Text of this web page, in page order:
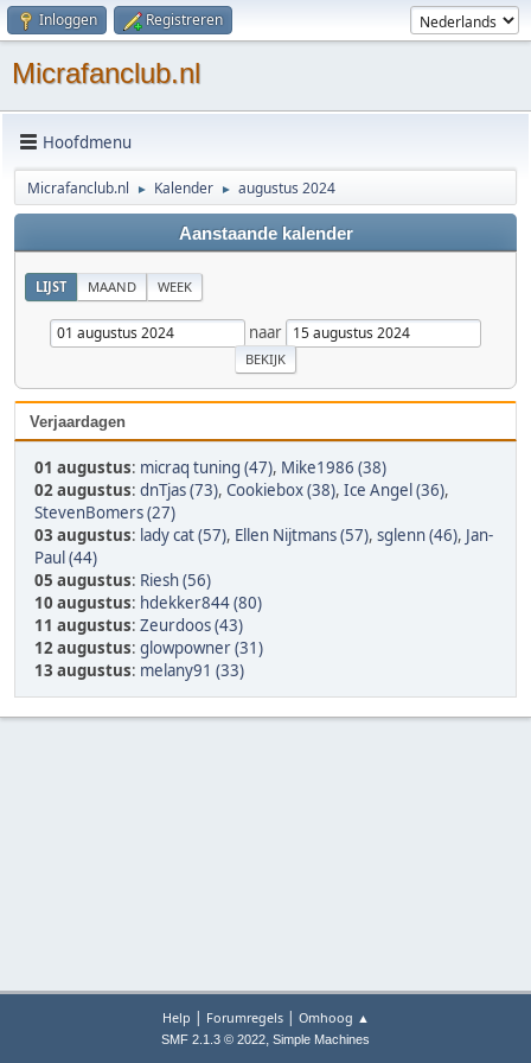
Inloggen Registreren
Micrafanclub.nl
Hoofdmenu
Micrafanclub.nl ► Kalender ► augustus 2024
Aanstaande kalender
LIJST MAAND WEEK
naar
Verjaardagen
01 augustus: micraq tuning (47), Mike1986 (38)
02 augustus: dnTjas (73), Cookiebox (38), Ice Angel (36),
StevenBomers (27)
03 augustus: lady cat (57), Ellen Nijtmans (57), sglenn (46), Jan-
Paul (44)
05 augustus: Riesh (56)
10 augustus: hdekker844 (80)
11 augustus: Zeurdoos (43)
12 augustus: glowpowner (31)
13 augustus: melany91 (33)
Help | Forumregels| Omhoog ▲
SMF 2.1.3 © 2022, Simple Machines